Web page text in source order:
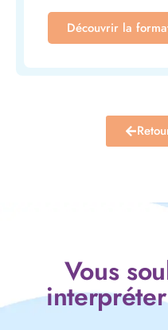
Découvrir la
Vous